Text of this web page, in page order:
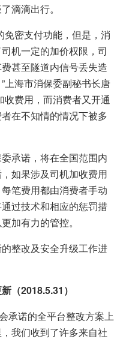
滴滴出行。
免密支付功能，但是，消
机一定的加价权限，司
甚至隧道内信号丢失造
上海市消保委副秘书长唐
收费用，而消费者又开通
在不知情的情况下被多
承诺，将在全国范围内
如果涉及司机加收费用
笔费用都由消费者手动
过技术和相应的惩罚措
加有力的管控。
整改及安全升级工作进
（2018.5.31）
承诺的全平台整改方案上
我们收到了许多来自社